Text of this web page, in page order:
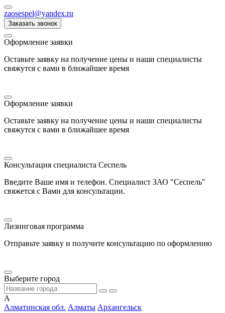
zaosespel@yandex.ru
Заказать звонок
Оформление заявки
Оставьте заявку на получение цены и наши специалисты
свяжутся с вами в ближайшее время
Оформление заявки
Оставьте заявку на получение цены и наши специалисты
свяжутся с вами в ближайшее время
Консультация специалиста Сеспель
Введите Ваше имя и телефон. Специалист ЗАО "Сеспель"
свяжется с Вами для консультации.
Лизинговая программа
Отправьте заявку и получите консультацию по оформлению
Выберите город
А
Алматинская обл. Алматы Архангельск